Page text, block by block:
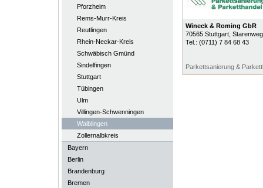
Pforzheim
Rems-Murr-Kreis
Reutlingen
Rhein-Neckar-Kreis
Schwäbisch Gmünd
Sindelfingen
Stuttgart
Tübingen
Ulm
Villingen-Schwenningen
Waiblingen
Zollernalbkreis
Bayern
Berlin
Brandenburg
Bremen
Wineck & Roming GbR
70565 Stuttgart,
Tel.: (0711) 7 84 68 43
Parkettsanierung &